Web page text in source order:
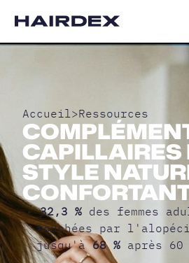
Accueil >Ressources
CAPILLAIRES
STYLE
•32,3 % des femmes
touchées par
jusqu'à68 % après 60